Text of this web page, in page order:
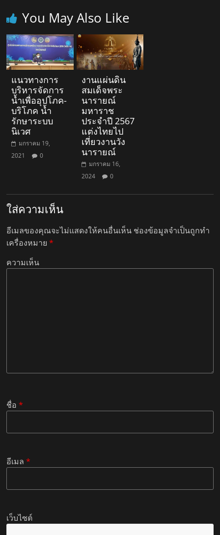
You May Also Like
แนวทางการ
บริหารจัดการ
น้ำเพื่ออุปโภค-
บริโภค น้ำ
รักษาระบบ
นิเวศ
มกราคม 19,
2021
0
งานแผ่นดิน
สมเด็จพระ
นารายณ์
มหาราช
ประจำปี 2567
แต่งไทยไป
เที่ยวงานวัง
นารายณ์
มกราคม 16,
2024
0
ใส่ความเห็น
อีเมลของคุณจะไม่แสดงให้คนอื่นเห็น ช่องข้อมูลจำเป็นถูกทำ
เครื่องหมาย*
ความเห็น
ชื่อ*
อีเมล*
เว็บไซต์